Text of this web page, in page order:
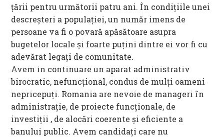
țării pentru următorii patru ani. În condițiile unei
descreșteri a populației, un număr imens de
persoane va fi o povară apăsătoare asupra
bugetelor locale și foarte puțini dintre ei vor fi cu
adevărat legați de comunitate.
Avem in continuare un aparat administrativ
birocratic, nefuncțional, condus de mulți oameni
nepricepuți. Romania are nevoie de manageri în
administrație, de proiecte funcționale, de
investiții , de alocări coerente și eficiente a
banului public. Avem candidați care nu